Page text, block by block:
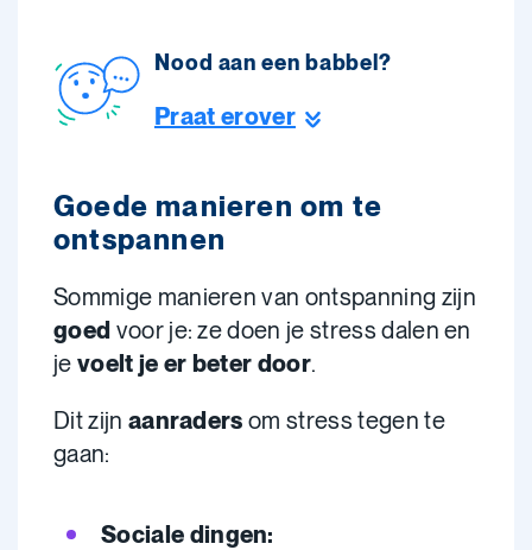
Nood aan een babbel?
Praat erover
Goede manieren om te
ontspannen
Sommige manieren van ontspanning zijn
goed voor je: ze doen je stress dalen en
je voelt je er beter door.
Dit zijn aanradersom stress tegen te
gaan:
Sociale dingen: